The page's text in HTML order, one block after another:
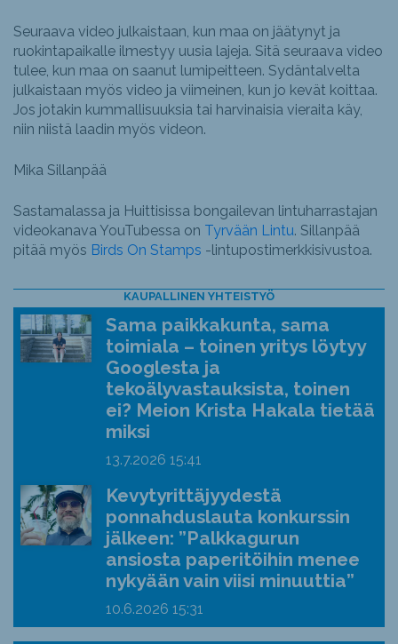
Seuraava video julkaistaan, kun maa on jäätynyt ja
ruokintapaikalle ilmestyy uusia lajeja. Sitä seuraava video
tulee, kun maa on saanut lumipeitteen. Sydäntalvelta
julkaistaan myös video ja viimeinen, kun jo kevät koittaa.
Jos jotakin kummallisuuksia tai harvinaisia vieraita käy,
niin niistä laadin myös videon.
Mika Sillanpää
Sastamalassa ja Huittisissa bongailevan lintuharrastajan
videokanava YouTubessa on Tyrvään Lintu. Sillanpää
pitää myös Birds On Stamps -lintupostimerkkisivustoa.
KAUPALLINEN YHTEISTYÖ
Sama paikkakunta, sama
toimiala – toinen yritys löytyy
Googlesta ja
tekoälyvastauksista, toinen
ei? Meion Krista Hakala tietää
miksi
13.7.2026 15:41
Kevytyrittäjyydestä
ponnahduslauta konkurssin
jälkeen: ”Palkkagurun
ansiosta paperitöihin menee
nykyään vain viisi minuuttia”
10.6.2026 15:31